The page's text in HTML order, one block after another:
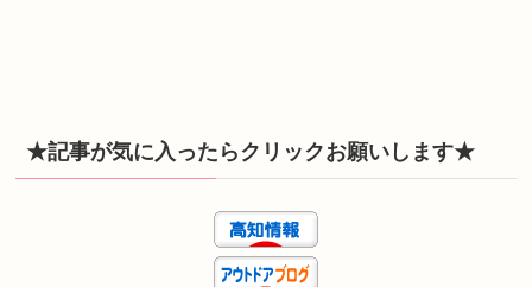
★記事が気に入ったらクリックお願いします★